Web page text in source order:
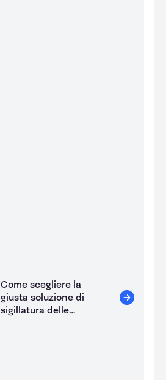
Come scegliere la
giusta soluzione di
sigillatura delle